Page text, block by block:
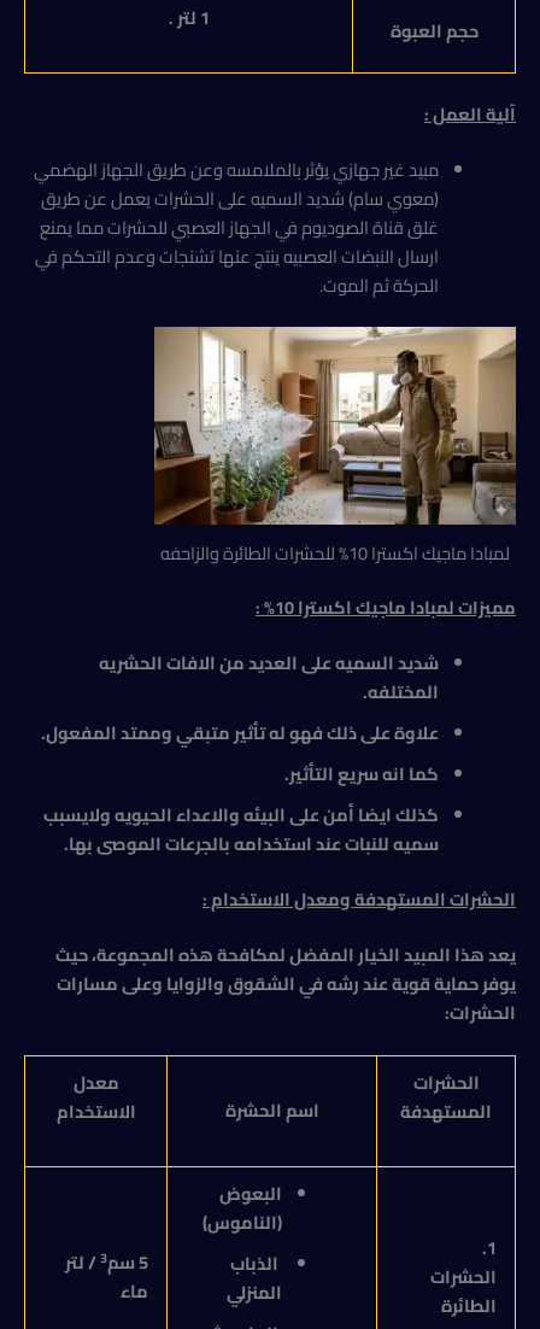
حجم العبوة 1 لتر .
آلية العمل :
مبيد غير جهازي يؤثر بالملامسه وعن طريق الجهاز الهضمي
(معوي سام) شديد السميه على الحشرات يعمل عن طريق
غلق قناة الصوديوم في الجهاز العصبي للحشرات مما يمنع
ارسال النبضات العصبيه ينتج عنها تشنجات وعدم التحكم في
الحركة ثم الموت.
لمبادا ماجيك اكسترا 10% للحشرات الطائرة والزاحفه
مميزاتلمبادا ماجيك اكسترا 10% :
شديد السميه على العديد من الافات الحشريه
المختلفه.
علاوة على ذلك فهو له تأثير متبقي وممتد المفعول.
كما انه سريع التأثير.
كذلك ايضا أمن على البيئه والاعداء الحيويه ولايسبب
سميه للنبات عند استخدامه بالجرعات الموصى بها.
الحشرات المستهدفة ومعدل الاستخدام :
يعد هذا المبيد الخيار المفضل لمكافحة هذه المجموعة، حيث
يوفر حماية قوية عند رشه في الشقوق والزوايا وعلى مسارات
الحشرات:
الحشرات
المستهدفة
اسم الحشرة
معدل
الاستخدام
1.
الحشرات
الطائرة
البعوض
(الناموس)
الذباب
المنزلي
5 سم 3/ لتر
ماء